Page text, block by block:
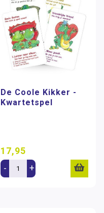
De Coole Kikker -
Kwartetspel
17,95
- +